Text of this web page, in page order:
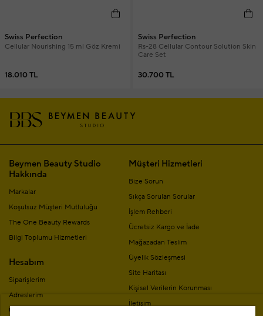
Swiss Perfection
Cellular Nourishing 15 ml Göz Kremi
18.010 TL
Swiss Perfection
Rs-28 Cellular Contour Solution Skin
Care Set
30.700 TL
Beymen Beauty Studio
Hakkında
Markalar
Koşulsuz Müşteri Mutluluğu
The One Beauty Rewards
Bilgi Toplumu Hizmetleri
Hesabım
Siparişlerim
Adreslerim
Üyelik Bilgilerim
Müşteri Hizmetleri
Bize Sorun
Sıkça Sorulan Sorular
İşlem Rehberi
Ücretsiz Kargo ve İade
Mağazadan Teslim
Üyelik Sözleşmesi
Site Haritası
Kişisel Verilerin Korunması
İletişim